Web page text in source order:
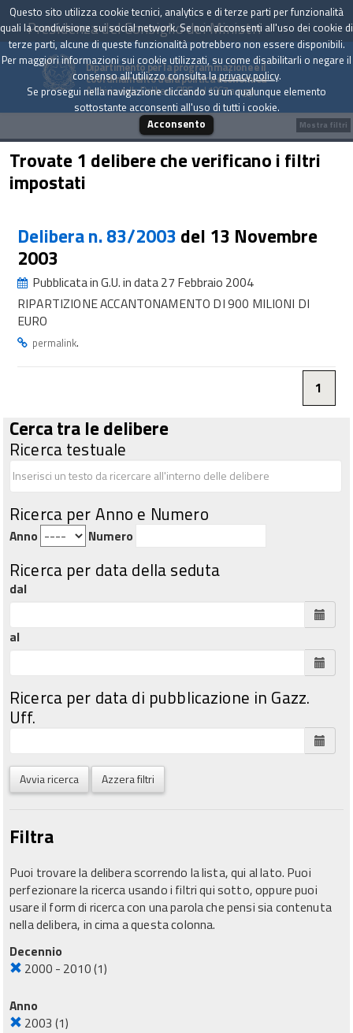
Presidenza del Consiglio dei Ministri
Dipartimento per la programmazione e il
coordinamento della politica economica
Archivio delle Delibere CIPE dal 1967 a oggi
Trovate 1 delibere che verificano i filtri
impostati
Delibera n. 83/2003 del 13 Novembre
2003
Pubblicata in G.U. in data 27 Febbraio 2004
RIPARTIZIONE ACCANTONAMENTO DI 900 MILIONI DI
EURO
permalink.
1
Cerca tra le delibere
Ricerca testuale
Ricerca per Anno e Numero
Anno Numero
Ricerca per data della seduta
dal
al
Ricerca per data di pubblicazione in Gazz.
Uff.
Avvia ricerca Azzera filtri
Filtra
Puoi trovare la delibera scorrendo la lista, qui al lato. Puoi
perfezionare la ricerca usando i filtri qui sotto, oppure puoi
usare il form di ricerca con una parola che pensi sia contenuta
nella delibera, in cima a questa colonna.
Decennio
2000 - 2010(1)
Anno
2003 (1)
Mostra filtri
Questo sito utilizza cookie tecnici, analytics e di terze parti per funzionalità
quali la condivisione sui social network. Se non acconsenti all'uso dei cookie di
terze parti, alcune di queste funzionalità potrebbero non essere disponibili.
Per maggiori informazioni sui cookie utilizzati, su come disabilitarli o negare il
consenso all'utilizzo consulta laprivacy policy.
Se prosegui nella navigazione cliccando su un qualunque elemento
sottostante acconsenti all'uso di tutti i cookie.
Acconsento